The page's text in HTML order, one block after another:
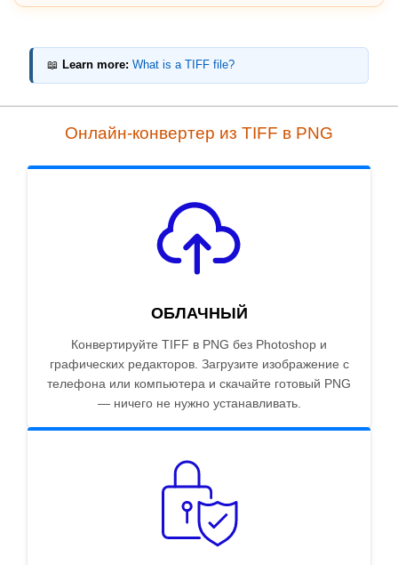
📖 Learn more: What is a TIFF file?
Онлайн-конвертер из TIFF в PNG
ОБЛАЧНЫЙ
Конвертируйте TIFF в PNG без Photoshop и
графических редакторов. Загрузите изображение с
телефона или компьютера и скачайте готовый PNG
— ничего не нужно устанавливать.